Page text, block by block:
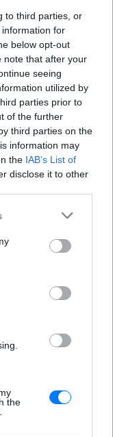
to third parties, or
for
below opt-out
note that after your
seeing
utilized by
parties prior to
of the further
third parties on the
information may
the IAB’s List of
disclose it to other
the
και την
να
συσκευές που
ενεργειακή
άμεση
λογαριασμούς
το 2030 και